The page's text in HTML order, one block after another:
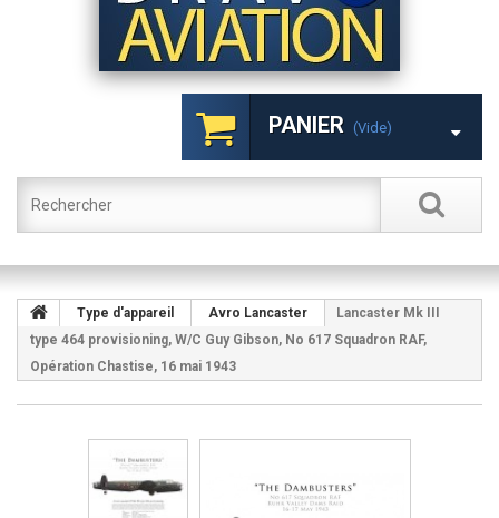
PANIER (vide)
Type d'appareil Avro Lancaster
Lancaster Mk III
type 464 provisioning, W/C Guy Gibson, No 617 Squadron RAF,
Opération Chastise, 16 mai 1943